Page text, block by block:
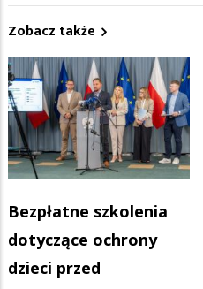
Zobacz także
Bezpłatne szkolenia
dotyczące ochrony
dzieci przed